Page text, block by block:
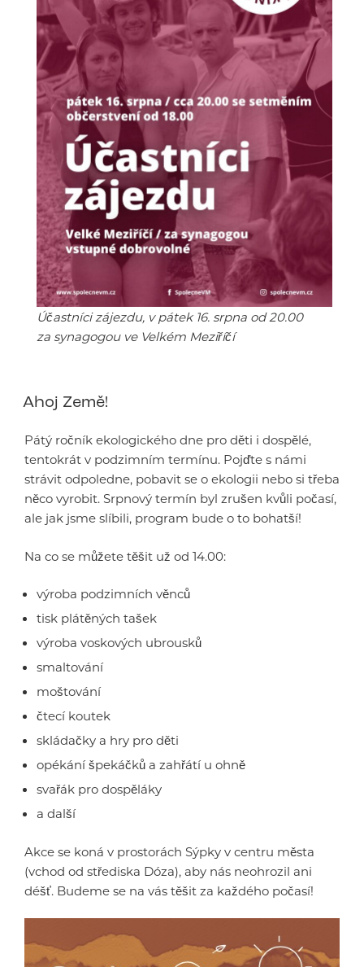
Účastníci zájezdu, v pátek 16. srpna od 20.00
za synagogou ve Velkém Meziříčí
Ahoj Země!
Pátý ročník ekologického dne pro děti i dospělé,
tentokrát v podzimním termínu. Pojďte s námi
strávit odpoledne, pobavit se o ekologii nebo si třeba
něco vyrobit. Srpnový termín byl zrušen kvůli počasí,
ale jak jsme slíbili, program bude o to bohatší!
Na co se můžete těšit už od 14.00:
výroba podzimních věnců
tisk plátěných tašek
výroba voskových ubrousků
smaltování
moštování
čtecí koutek
skládačky a hry pro děti
opékání špekáčků a zahřátí u ohně
svařák pro dospěláky
a další
Akce se koná v prostorách Sýpky v centru města
(vchod od střediska Dóza), aby nás neohrozil ani
déšť. Budeme se na vás těšit za každého počasí!